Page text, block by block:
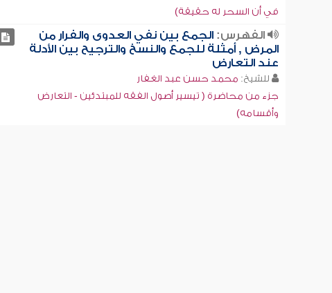
في أن السحر له حقيقة)
الفهرس:الجمع بين نفي العدوى والفرار من
المرض , أمثلة للجمع والنسخ والترجيح بين الأدلة
عند التعارض
للشيخ: محمد حسن عبد الغفار
جزء من محاضرة ( تيسير أصول الفقه للمبتدئين - التعارض
وأقسامه)